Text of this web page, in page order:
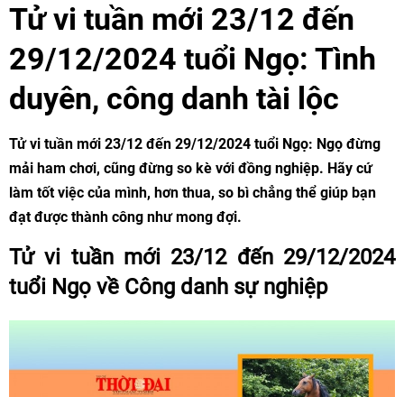
Tử vi tuần mới 23/12 đến
29/12/2024 tuổi Ngọ: Tình
duyên, công danh tài lộc
Tử vi tuần mới 23/12 đến 29/12/2024 tuổi Ngọ: Ngọ đừng
mải ham chơi, cũng đừng so kè với đồng nghiệp. Hãy cứ
làm tốt việc của mình, hơn thua, so bì chẳng thể giúp bạn
đạt được thành công như mong đợi.
Tử vi tuần mới 23/12 đến 29/12/2024
tuổi Ngọ về Công danh sự nghiệp